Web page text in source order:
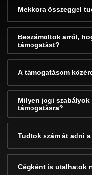
Mekkora összeggel
Beszámoltok arról,
támogatást?
A támogatásom
Milyen jogi
támogatásra?
Tudtok számlát adni
Cégként is utalhatok